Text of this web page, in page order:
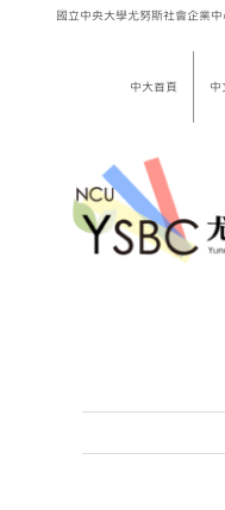
國立中央大學尤努斯社會企業中
中大首頁 中